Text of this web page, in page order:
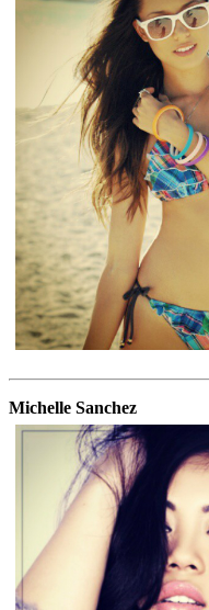
Michelle Sanchez